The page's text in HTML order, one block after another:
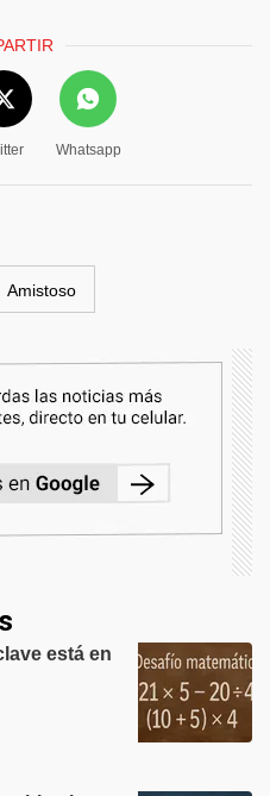
Whatsapp
Amistoso
está en